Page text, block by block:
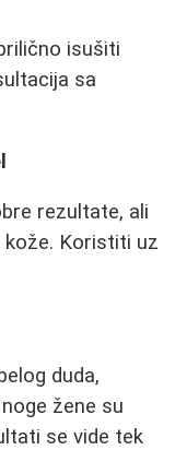
isušiti
sa
rezultate, ali
Koristiti uz
duda,
žene su
se vide tek